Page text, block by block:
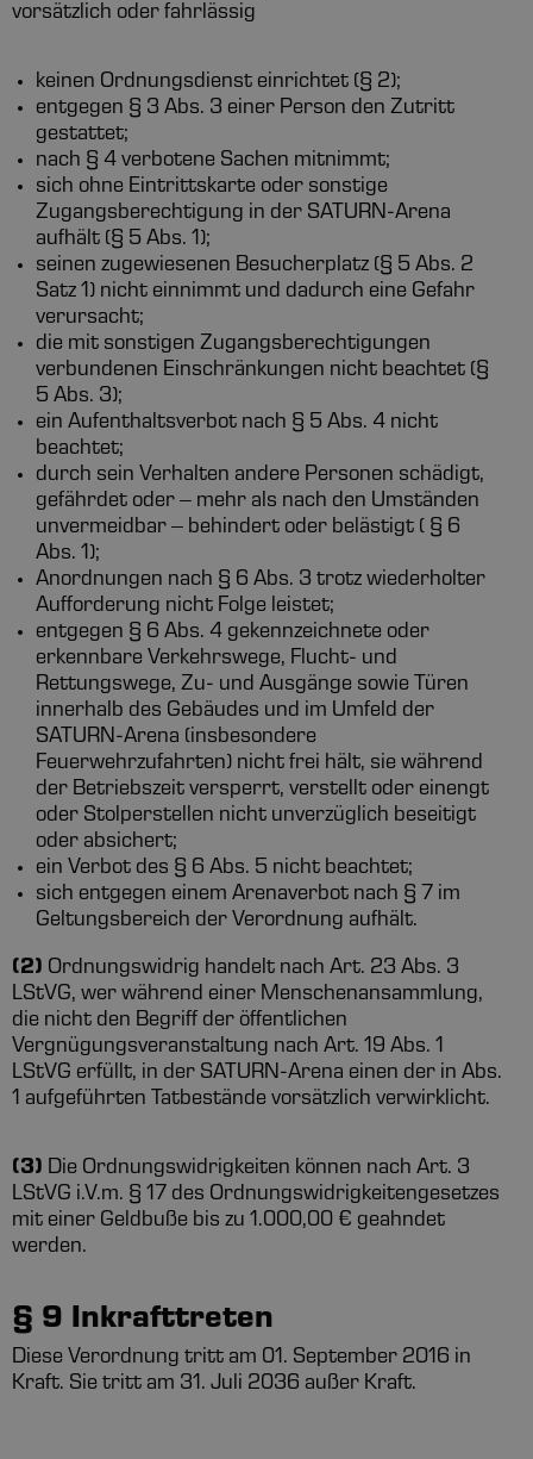
vorsätzlich oder fahrlässig
keinen Ordnungsdienst einrichtet (§ 2);
entgegen § 3 Abs. 3 einer Person den Zutritt
gestattet;
nach § 4 verbotene Sachen mitnimmt;
sich ohne Eintrittskarte oder sonstige
Zugangsberechtigung in der SATURN-Arena
aufhält (§ 5 Abs. 1);
seinen zugewiesenen Besucherplatz (§ 5 Abs. 2
Satz 1) nicht einnimmt und dadurch eine Gefahr
verursacht;
die mit sonstigen Zugangsberechtigungen
verbundenen Einschränkungen nicht beachtet (§
5 Abs. 3);
ein Aufenthaltsverbot nach § 5 Abs. 4 nicht
beachtet;
durch sein Verhalten andere Personen schädigt,
gefährdet oder – mehr als nach den Umständen
unvermeidbar – behindert oder belästigt ( § 6
Abs. 1);
Anordnungen nach § 6 Abs. 3 trotz wiederholter
Aufforderung nicht Folge leistet;
entgegen § 6 Abs. 4 gekennzeichnete oder
erkennbare Verkehrswege, Flucht- und
Rettungswege, Zu- und Ausgänge sowie Türen
innerhalb des Gebäudes und im Umfeld der
SATURN-Arena (insbesondere
Feuerwehrzufahrten) nicht frei hält, sie während
der Betriebszeit versperrt, verstellt oder einengt
oder Stolperstellen nicht unverzüglich beseitigt
oder absichert;
ein Verbot des § 6 Abs. 5 nicht beachtet;
sich entgegen einem Arenaverbot nach § 7 im
Geltungsbereich der Verordnung aufhält.
(2) Ordnungswidrig handelt nach Art. 23 Abs. 3
LStVG, wer während einer Menschenansammlung,
die nicht den Begriff der öffentlichen
Vergnügungsveranstaltung nach Art. 19 Abs. 1
LStVG erfüllt, in der SATURN-Arena einen der in Abs.
1 aufgeführten Tatbestände vorsätzlich verwirklicht.
(3) Die Ordnungswidrigkeiten können nach Art. 3
LStVG i.V.m. § 17 des Ordnungswidrigkeitengesetzes
mit einer Geldbuße bis zu 1.000,00 € geahndet
werden.
§ 9 Inkrafttreten
Diese Verordnung tritt am 01. September 2016 in
Kraft. Sie tritt am 31. Juli 2036 außer Kraft.